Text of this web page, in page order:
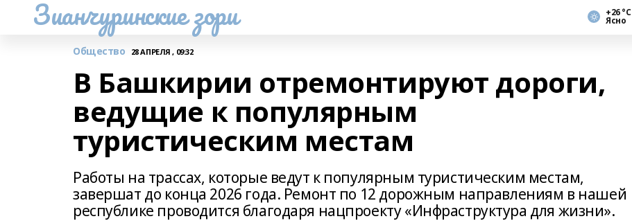
Зианчуринские зори +26 °С
Ясно
Общество 28 АПРЕЛЯ , 09:32
В Башкирии отремонтируют дороги,
ведущие к популярным
туристическим местам
Работы на трассах, которые ведут к популярным туристическим местам,
завершат до конца 2026 года. Ремонт по 12 дорожным направлениям в нашей
республике проводится благодаря нацпроекту «Инфраструктура для жизни».